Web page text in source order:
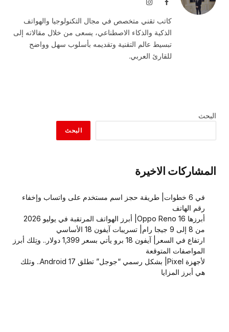
فيسبوكالانستغرام
كاتب تقني متخصص في مجال التكنولوجيا والهواتف
الذكية والذكاء الاصطناعي، يسعى من خلال مقالاته إلى
تبسيط عالم التقنية وتقديمه بأسلوب سهل وواضح
للقارئ العربي.
البحث
البحث
المشاركات الاخيرة
في 6 خطوات| طريقة حجز اسم مستخدم على واتساب وإخفاء
رقم الهاتف
أبرزها Oppo Reno 16| أبرز الهواتف المرتقبة في يوليو 2026
من 8 إلى 9 جيجا رام| تسريبات آيفون 18 الأساسي
ارتفاع في السعر| آيفون 18 برو يأتي بسعر 1,399 دولار.. وتِلك أبرز
المواصفات المتوقعة
لأجهزة Pixel| بشكل رسمي “جوجل” تطلق Android 17.. وتلك
هي أبرز المزايا